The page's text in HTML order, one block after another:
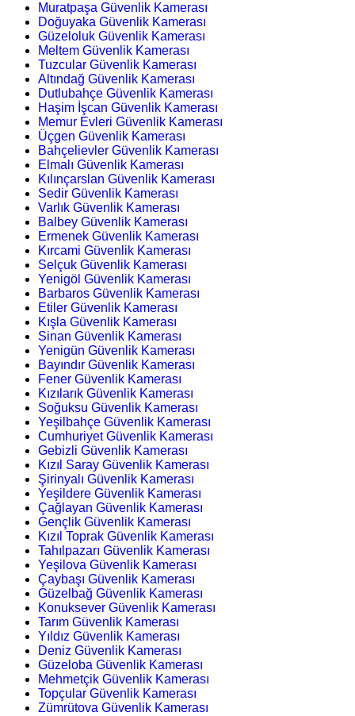
Muratpaşa Güvenlik Kamerası
Doğuyaka Güvenlik Kamerası
Güzeloluk Güvenlik Kamerası
Meltem Güvenlik Kamerası
Tuzcular Güvenlik Kamerası
Altındağ Güvenlik Kamerası
Dutlubahçe Güvenlik Kamerası
Haşim İşcan Güvenlik Kamerası
Memur Evleri Güvenlik Kamerası
Üçgen Güvenlik Kamerası
Bahçelievler Güvenlik Kamerası
Elmalı Güvenlik Kamerası
Kılınçarslan Güvenlik Kamerası
Sedir Güvenlik Kamerası
Varlık Güvenlik Kamerası
Balbey Güvenlik Kamerası
Ermenek Güvenlik Kamerası
Kırcami Güvenlik Kamerası
Selçuk Güvenlik Kamerası
Yenigöl Güvenlik Kamerası
Barbaros Güvenlik Kamerası
Etiler Güvenlik Kamerası
Kışla Güvenlik Kamerası
Sinan Güvenlik Kamerası
Yenigün Güvenlik Kamerası
Bayındır Güvenlik Kamerası
Fener Güvenlik Kamerası
Kızılarık Güvenlik Kamerası
Soğuksu Güvenlik Kamerası
Yeşilbahçe Güvenlik Kamerası
Cumhuriyet Güvenlik Kamerası
Gebizli Güvenlik Kamerası
Kızıl Saray Güvenlik Kamerası
Şirinyalı Güvenlik Kamerası
Yeşildere Güvenlik Kamerası
Çağlayan Güvenlik Kamerası
Gençlik Güvenlik Kamerası
Kızıl Toprak Güvenlik Kamerası
Tahılpazarı Güvenlik Kamerası
Yeşilova Güvenlik Kamerası
Çaybaşı Güvenlik Kamerası
Güzelbağ Güvenlik Kamerası
Konuksever Güvenlik Kamerası
Tarım Güvenlik Kamerası
Yıldız Güvenlik Kamerası
Deniz Güvenlik Kamerası
Güzeloba Güvenlik Kamerası
Mehmetçik Güvenlik Kamerası
Topçular Güvenlik Kamerası
Zümrütova Güvenlik Kamerası